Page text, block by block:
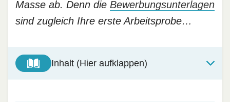
Masse ab. Denn die Bewerbungsunterlagen
sind zugleich Ihre erste Arbeitsprobe…
Inhalt (Hier aufklappen)